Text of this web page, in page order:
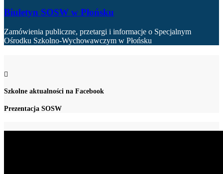
Biuletyn SOSW w Płońsku
Zamówienia publiczne, przetargi i informacje o Specjalnym
Ośrodku Szkolno-Wychowawczym w Płońsku
Szkolne aktualności na Facebook
Prezentacja SOSW